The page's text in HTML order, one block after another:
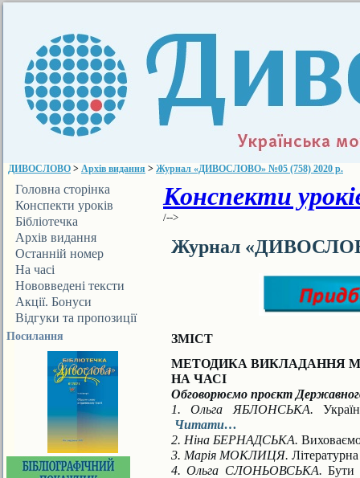
ДИВОСЛОВО > Архів видання > Журнал «ДИВОСЛОВО» №05 (758) 2020 р.
Головна сторінка
Конспекти уроків
Бібліотечка
ДИВОСЛОВА
Архів видання
Останній номер
На часі
Нововведені тексти
Акції. Бонуси
Відгуки та пропозиції
Посилання
Конспекти
/-->
Журнал
ЗМІСТ
МЕТОДИКА ВИКЛАДАННЯ
НА ЧАСІ
Обговорюємо проєкт
1. Ольга ЯБЛОНСЬКА.
Читати…
2. Ніна БЕРНАДСЬКА.
3. Марія МОКЛИЦЯ.
4. Ольга СЛОНЬОВСЬКА. Бути